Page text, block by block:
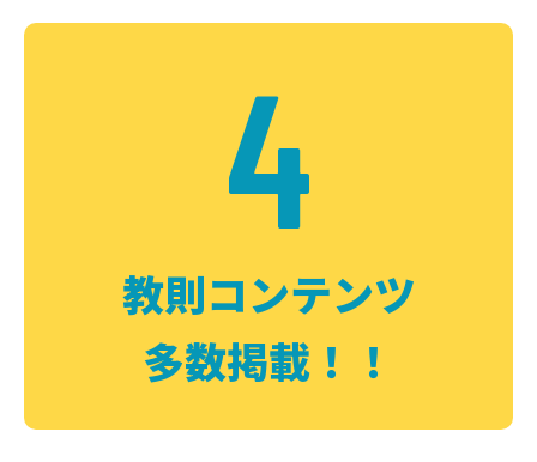
4
教則コンテンツ
多数掲載！！